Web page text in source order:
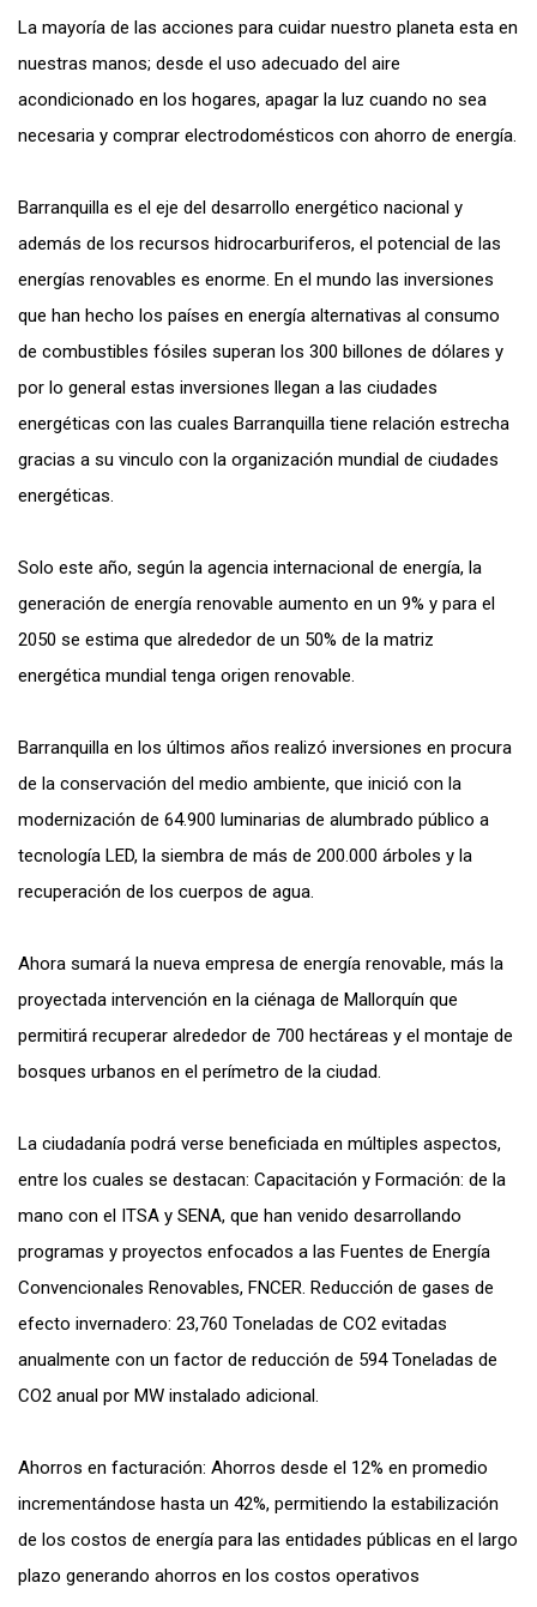
La mayoría de las acciones para cuidar nuestro planeta esta en
nuestras manos; desde el uso adecuado del aire
acondicionado en los hogares, apagar la luz cuando no sea
necesaria y comprar electrodomésticos con ahorro de energía.
Barranquilla es el eje del desarrollo energético nacional y
además de los recursos hidrocarburiferos, el potencial de las
energías renovables es enorme. En el mundo las inversiones
que han hecho los países en energía alternativas al consumo
de combustibles fósiles superan los 300 billones de dólares y
por lo general estas inversiones llegan a las ciudades
energéticas con las cuales Barranquilla tiene relación estrecha
gracias a su vinculo con la organización mundial de ciudades
energéticas.
Solo este año, según la agencia internacional de energía, la
generación de energía renovable aumento en un 9% y para el
2050 se estima que alrededor de un 50% de la matriz
energética mundial tenga origen renovable.
Barranquilla en los últimos años realizó inversiones en procura
de la conservación del medio ambiente, que inició con la
modernización de 64.900 luminarias de alumbrado público a
tecnología LED, la siembra de más de 200.000 árboles y la
recuperación de los cuerpos de agua.
Ahora sumará la nueva empresa de energía renovable, más la
proyectada intervención en la ciénaga de Mallorquín que
permitirá recuperar alrededor de 700 hectáreas y el montaje de
bosques urbanos en el perímetro de la ciudad.
La ciudadanía podrá verse beneficiada en múltiples aspectos,
entre los cuales se destacan: Capacitación y Formación: de la
mano con el ITSA y SENA, que han venido desarrollando
programas y proyectos enfocados a las Fuentes de Energía
Convencionales Renovables, FNCER. Reducción de gases de
efecto invernadero: 23,760 Toneladas de CO2 evitadas
anualmente con un factor de reducción de 594 Toneladas de
CO2 anual por MW instalado adicional.
Ahorros en facturación: Ahorros desde el 12% en promedio
incrementándose hasta un 42%, permitiendo la estabilización
de los costos de energía para las entidades públicas en el largo
plazo generando ahorros en los costos operativos